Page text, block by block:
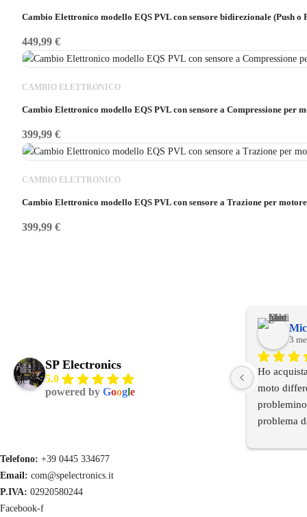
Cambio Elettronico modello EQS PVL con sensore bidirezionale (Push
449,99 €
CAMBIO ELETTRONICO
Cambio Elettronico modello EQS PVL con sensore a Compressione
399,99 €
CAMBIO ELETTRONICO
Cambio Elettronico modello EQS PVL con sensore a Trazione per
399,99 €
SP Electronics
5.0
powered by Google
3
Ho
moto
problema
secondo
Telefono: +39 0445 334677
Email: com@spelectronics.it
P.IVA: 02920580244
Facebook-f